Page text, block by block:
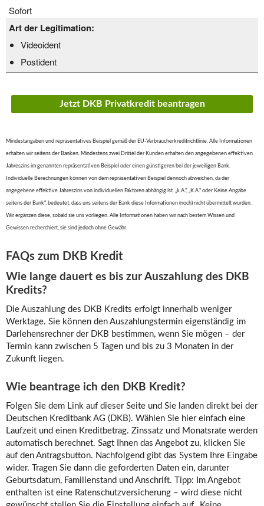
Sofort
Art der Legitimation:
Videoident
Postident
Jetzt DKB Privatkredit beantragen
Mindestangaben und repräsentatives Beispiel gemäß der EU-Verbraucherkreditrichtlinie. Alle Informationen
erhalten wir seitens der Banken. Mindestens zwei Drittel der Kunden erhalten den angegebenen effektiven
Jahreszins im genannten repräsentativen Beispiel oder einen günstigeren bei der jeweiligen Bank.
Individuelle Berechnungen können von dem repräsentativen Beispiel dennoch abweichen, da der
angegebene effektive Jahreszins von individuellen Faktoren abhängig ist. „k.A.“, „K.A.“ oder Keine Angabe
seitens der Bank“, bedeutet, dass uns seitens der Bank diese Informationen (noch) nicht übermittelt wurden.
Wir ergänzen diese, sobald sie uns vorliegen. Alle Informationen haben wir nach bestem Wissen und
Gewissen recherchiert, sie sind jedoch ohne Gewähr.
FAQs zum DKB Kredit
Wie lange dauert es bis zur Auszahlung des DKB
Kredits?
Die Auszahlung des DKB Kredits erfolgt innerhalb weniger
Werktage. Sie können den Auszahlungstermin eigenständig im
Darlehensrechner der DKB bestimmen, wenn Sie mögen – der
Termin kann zwischen 5 Tagen und bis zu 3 Monaten in der
Zukunft liegen.
Wie beantrage ich den DKB Kredit?
Folgen Sie dem Link auf dieser Seite und Sie landen direkt bei der
Deutschen Kreditbank AG (DKB). Wählen Sie hier einfach eine
Laufzeit und einen Kreditbetrag. Zinssatz und Monatsrate werden
automatisch berechnet. Sagt Ihnen das Angebot zu, klicken Sie
auf den Antragsbutton. Nachfolgend gibt das System Ihre Eingabe
wider. Tragen Sie dann die geforderten Daten ein, darunter
Geburtsdatum, Familienstand und Anschrift. Tipp: Im Angebot
enthalten ist eine Ratenschutzversicherung – wird diese nicht